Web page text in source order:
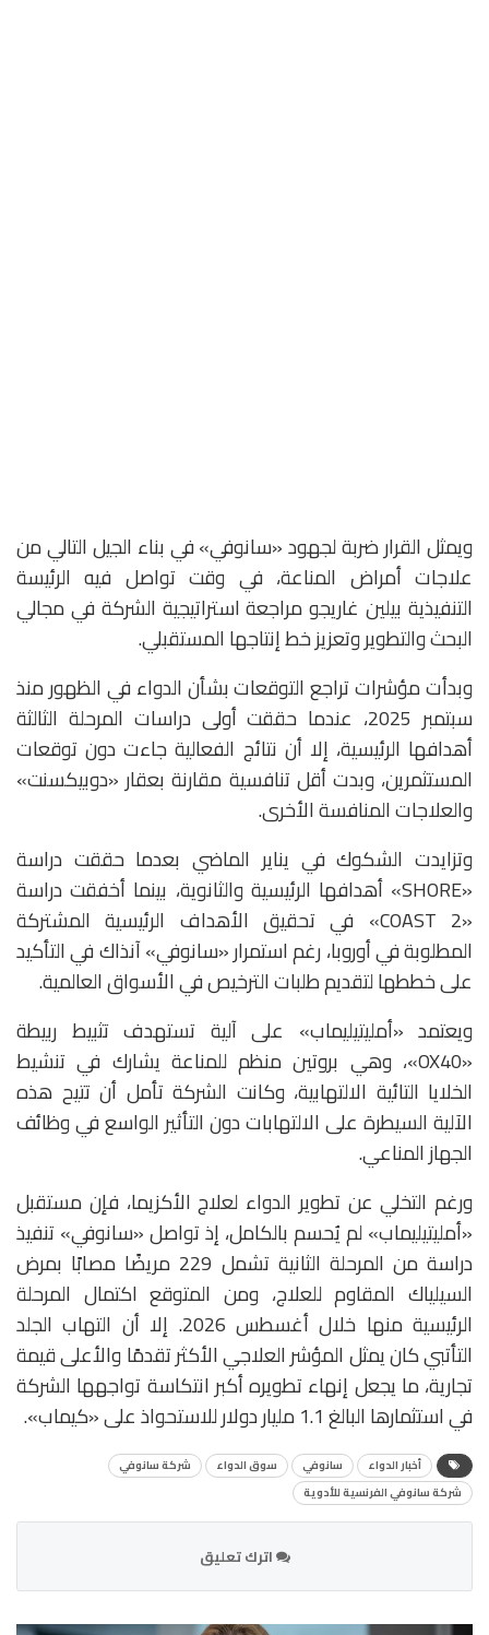
ويمثل القرار ضربة لجهود «سانوفي» في بناء الجيل التالي من
علاجات أمراض المناعة، في وقت تواصل فيه الرئيسة
التنفيذية بيلين غاريجو مراجعة استراتيجية الشركة في مجالي
البحث والتطوير وتعزيز خط إنتاجها المستقبلي.
وبدأت مؤشرات تراجع التوقعات بشأن الدواء في الظهور منذ
سبتمبر 2025، عندما حققت أولى دراسات المرحلة الثالثة
أهدافها الرئيسية، إلا أن نتائج الفعالية جاءت دون توقعات
المستثمرين، وبدت أقل تنافسية مقارنة بعقار «دوبيكسنت»
والعلاجات المنافسة الأخرى.
وتزايدت الشكوك في يناير الماضي بعدما حققت دراسة
«SHORE» أهدافها الرئيسية والثانوية، بينما أخفقت دراسة
«COAST 2» في تحقيق الأهداف الرئيسية المشتركة
المطلوبة في أوروبا، رغم استمرار «سانوفي» آنذاك في التأكيد
على خططها لتقديم طلبات الترخيص في الأسواق العالمية.
ويعتمد «أمليتيليماب» على آلية تستهدف تثبيط ربيطة
«OX40»، وهي بروتين منظم للمناعة يشارك في تنشيط
الخلايا التائية الالتهابية، وكانت الشركة تأمل أن تتيح هذه
الآلية السيطرة على الالتهابات دون التأثير الواسع في وظائف
الجهاز المناعي.
ورغم التخلي عن تطوير الدواء لعلاج الأكزيما، فإن مستقبل
«أمليتيليماب» لم يُحسم بالكامل، إذ تواصل «سانوفي» تنفيذ
دراسة من المرحلة الثانية تشمل 229 مريضًا مصابًا بمرض
السيلياك المقاوم للعلاج، ومن المتوقع اكتمال المرحلة
الرئيسية منها خلال أغسطس 2026. إلا أن التهاب الجلد
التأتبي كان يمثل المؤشر العلاجي الأكثر تقدمًا والأعلى قيمة
تجارية، ما يجعل إنهاء تطويره أكبر انتكاسة تواجهها الشركة
في استثمارها البالغ 1.1 مليار دولار للاستحواذ على «كيماب».
أخبار الدواء سانوفي سوق الدواء
شركة سانوفي
شركة سانوفي الفرنسية للأدوية
اترك تعليق